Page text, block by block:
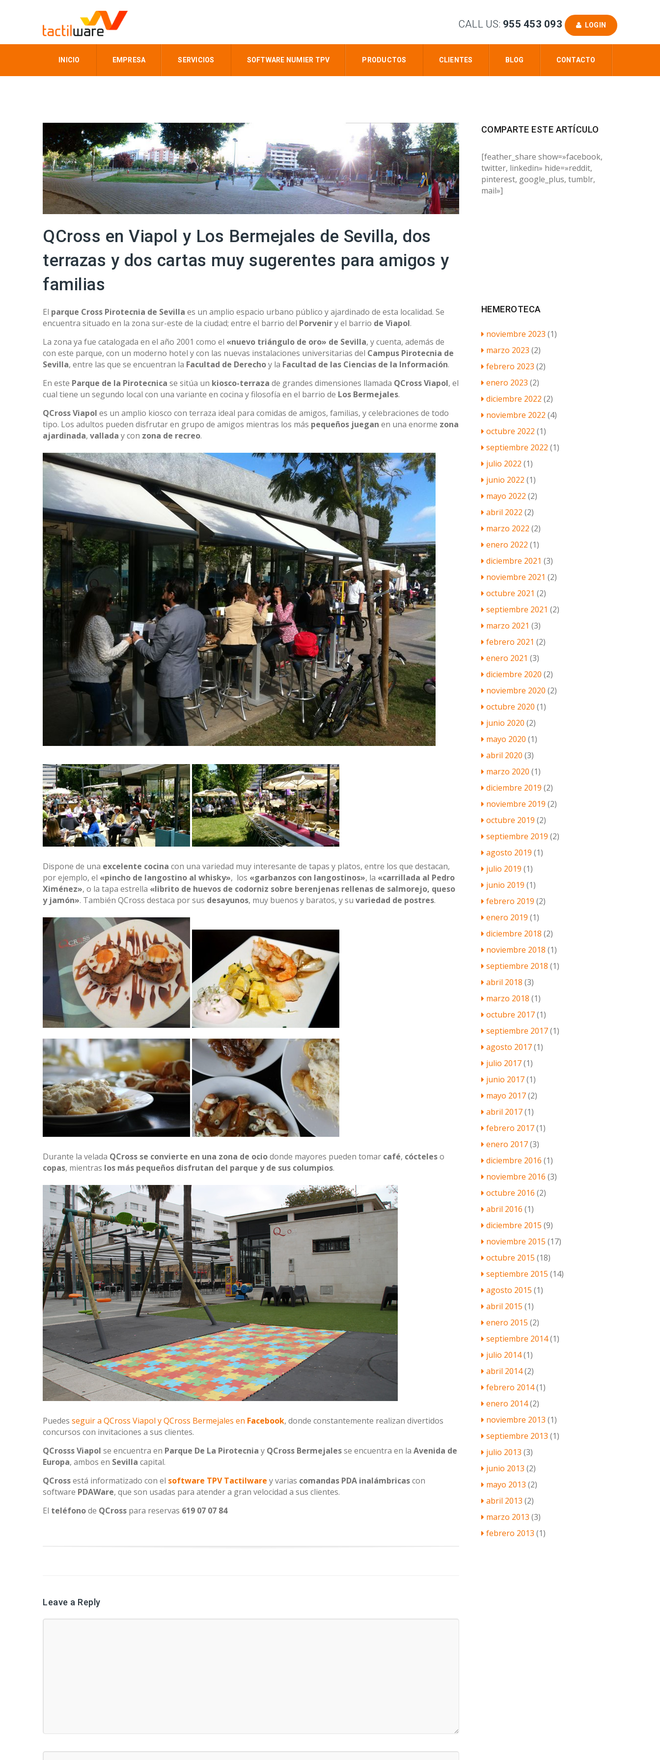
CALL US: 955 453 093 LOGIN
INICIO EMPRESA SERVICIOS SOFTWARE NUMIER TPV PRODUCTOS CLIENTES BLOG CONTACTO
QCross en Viapol y Los Bermejales de Sevilla, dos
terrazas y dos cartas muy sugerentes para amigos y
familias
El parque Cross Pirotecnia de Sevilla es un amplio espacio urbano público y ajardinado de esta localidad. Se
encuentra situado en la zona sur-este de la ciudad; entre el barrio del Porveniry el barrio de Viapol.
La zona ya fue catalogada en el año 2001 como el «nuevo triángulo de oro» de Sevilla, y cuenta, además de
con este parque, con un moderno hotel y con las nuevas instalaciones universitarias del Campus Pirotecnia de
Sevilla, entre las que se encuentran la Facultad de Derechoy la Facultad de las Ciencias de la Información.
En este Parque de la Pirotecnica se sitúa un kiosco-terraza de grandes dimensiones llamada QCross Viapol, el
cual tiene un segundo local con una variante en cocina y filosofía en el barrio de Los Bermejales.
QCross Viapol es un amplio kiosco con terraza ideal para comidas de amigos, familias, y celebraciones de todo
tipo. Los adultos pueden disfrutar en grupo de amigos mientras los más pequeños juegan en una enorme zona
ajardinada, vallada y con zona de recreo.
Dispone de una excelente cocina con una variedad muy interesante de tapas y platos, entre los que destacan,
por ejemplo, el «pincho de langostino al whisky», los «garbanzos con langostinos», la «carrillada al Pedro
Ximénez», o la tapa estrella «librito de huevos de codorniz sobre berenjenas rellenas de salmorejo, queso
y jamón». También QCross destaca por sus desayunos, muy buenos y baratos, y su variedad de postres.
Durante la velada QCross se convierte en una zona de ociodonde mayores pueden tomar café, cócteleso
copas, mientras los más pequeños disfrutan del parque y de sus columpios.
Puedes seguir a QCross Viapol y QCross Bermejales en Facebook, donde constantemente realizan divertidos
concursos con invitaciones a sus clientes.
QCrosss Viapol se encuentra en Parque De La Pirotecnia y QCross Bermejalesse encuentra en la Avenida de
Europa, ambos en Sevilla capital.
QCrossestá informatizado con el software TPV Tactilware y varias comandas PDA inalámbricascon
software PDAWare, que son usadas para atender a gran velocidad a sus clientes.
El teléfonode QCross para reservas 619 07 07 84
Leave a Reply
COMPARTE ESTE ARTÍCULO
[feather_share show=»facebook,
twitter, linkedin» hide=»reddit,
pinterest, google_plus, tumblr,
mail»]
HEMEROTECA
noviembre 2023 (1)
marzo 2023 (2)
febrero 2023 (2)
enero 2023 (2)
diciembre 2022 (2)
noviembre 2022 (4)
octubre 2022 (1)
septiembre 2022 (1)
julio 2022 (1)
junio 2022 (1)
mayo 2022 (2)
abril 2022 (2)
marzo 2022 (2)
enero 2022 (1)
diciembre 2021 (3)
noviembre 2021 (2)
octubre 2021 (2)
septiembre 2021 (2)
marzo 2021 (3)
febrero 2021 (2)
enero 2021 (3)
diciembre 2020 (2)
noviembre 2020 (2)
octubre 2020 (1)
junio 2020 (2)
mayo 2020 (1)
abril 2020 (3)
marzo 2020 (1)
diciembre 2019 (2)
noviembre 2019 (2)
octubre 2019 (2)
septiembre 2019 (2)
agosto 2019 (1)
julio 2019 (1)
junio 2019 (1)
febrero 2019 (2)
enero 2019 (1)
diciembre 2018 (2)
noviembre 2018 (1)
septiembre 2018 (1)
abril 2018 (3)
marzo 2018 (1)
octubre 2017(1)
septiembre 2017(1)
agosto 2017(1)
julio 2017(1)
junio 2017(1)
mayo 2017(2)
abril 2017(1)
febrero 2017(1)
enero 2017(3)
diciembre 2016 (1)
noviembre 2016 (3)
octubre 2016 (2)
abril 2016 (1)
diciembre 2015 (9)
noviembre 2015 (17)
octubre 2015 (18)
septiembre 2015 (14)
agosto 2015 (1)
abril 2015 (1)
enero 2015 (2)
septiembre 2014(1)
julio 2014(1)
abril 2014(2)
febrero 2014(1)
enero 2014(2)
noviembre 2013 (1)
septiembre 2013 (1)
julio 2013 (3)
junio 2013 (2)
mayo 2013 (2)
abril 2013 (2)
marzo 2013 (3)
febrero 2013 (1)